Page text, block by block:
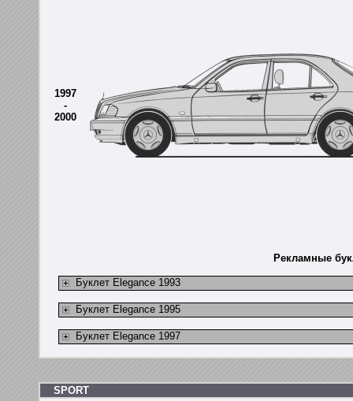
1997
-
2000
Рекламные
Буклет Elegance 1993
Буклет Elegance 1995
Буклет Elegance 1997
SPORT